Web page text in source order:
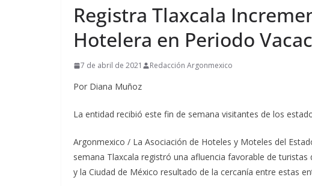
Registra Tlaxcala
Hotelera en Periodo
7 de abril de 2021 Redacción Argonmexico
Por Diana Muñoz
La entidad recibió este fin de semana visitantes de los
Argonmexico / La Asociación de Hoteles y Moteles del
semana Tlaxcala registró una afluencia favorable de
y la Ciudad de México resultado de la cercanía entre estas